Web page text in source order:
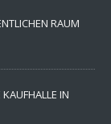
RAUM
KAUFHALLE IN